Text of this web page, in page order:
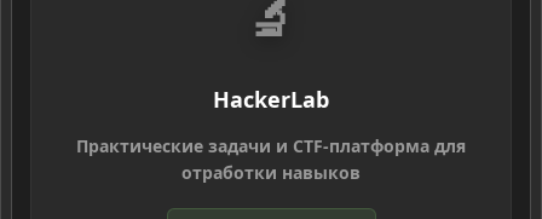
🔬
HackerLab
Практические задачи и CTF-платформа для
отработки навыков